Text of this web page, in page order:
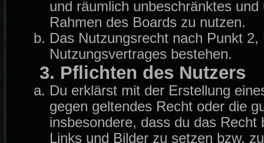
und räumlich unbeschränktes
Rahmen des Boards zu nutzen.
Das Nutzungsrecht nach Punkt
Nutzungsvertrages bestehen.
3. Pflichten des Nutzers
Du erklärst mit der Erstellung
gegen geltendes Recht oder die
insbesondere, dass du das
Links und Bilder zu setzen bzw.